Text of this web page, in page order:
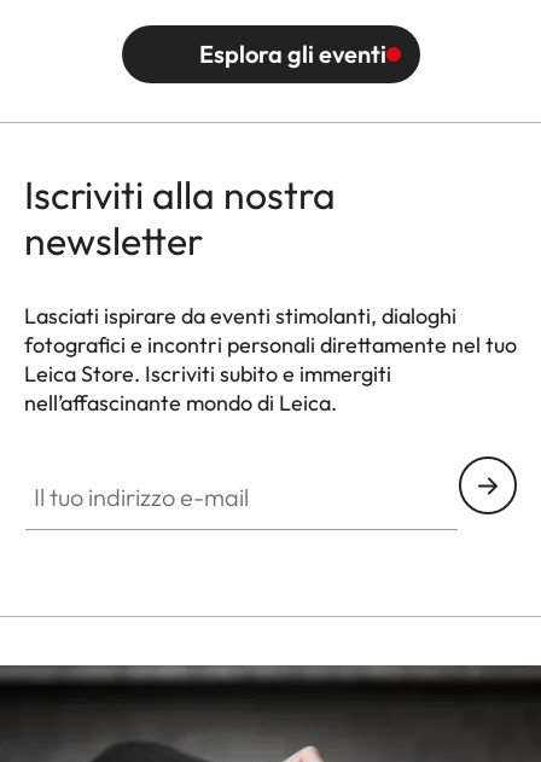
Esplora gli eventi
Iscriviti alla nostra
newsletter
Lasciati ispirare da eventi stimolanti, dialoghi
fotografici e incontri personali direttamente nel tuo
Leica Store. Iscriviti subito e immergiti
nell’affascinante mondo di Leica.